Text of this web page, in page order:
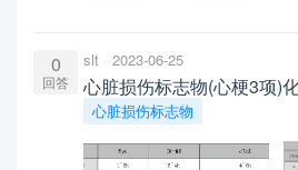
0
回答
slt 2023-06-25
心脏损伤标志物(心梗3项)
心脏损伤标志物